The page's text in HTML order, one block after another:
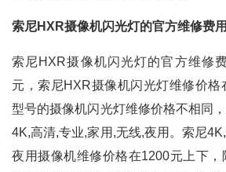
索尼HXR摄像机闪光灯的官方维修费用
索尼HXR摄像机闪光灯的官方维修
元，索尼HXR摄像机闪光灯维修价格
型号的摄像机闪光灯维修价格不相同
4K,高清,专业,家用,无线,夜用。索尼
夜用摄像机维修价格在1200元上下